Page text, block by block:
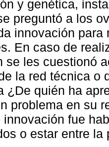
y genética,
preguntó a los
innovación
En caso de
se les cuestionó
la red técnica o
¿De quién ha
problema en su
innovación fue
o estar entre